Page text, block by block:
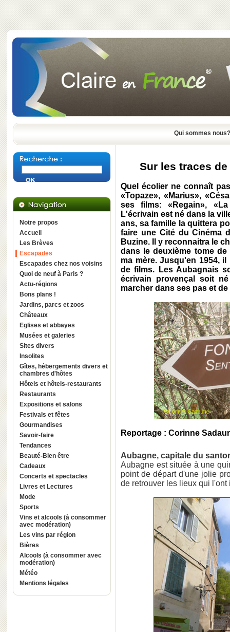
Qui sommes nous?
Notre propos
Accueil
Les Brèves
Escapades
Escapades chez nos voisins
Quoi de neuf à Paris ?
Actu-régions
Bons plans !
Jardins, parcs et zoos
Châteaux
Eglises et abbayes
Musées et galeries
Sites divers
Insolites
Gîtes, hébergements divers et
chambres d'hôtes
Hôtels et hôtels-restaurants
Restaurants
Expositions et salons
Festivals et fêtes
Gourmandises
Savoir-faire
Tendances
Beauté-Bien être
Cadeaux
Concerts et spectacles
Livres et Lectures
Mode
Sports
Vins et alcools (à consommer
avec modération)
Les vins par région
Bières
Alcools (à consommer avec
modération)
Météo
Mentions légales
Sur les traces
Quel écolier ne connaît
«Topaze», «Marius»,
ses films: «Regain»,
L'écrivain est né dans la
ans, sa famille la quittera
faire une Cité du Cinéma
Buzine. Il y reconnaitra le
dans le deuxième tome
ma mère. Jusqu'en 1954,
de films. Les Aubagnais
écrivain provençal soit
marcher dans ses pas et
Reportage : Corinne
Aubagne, capitale du
Aubagne est située à une
point de départ d'une jolie
de retrouver les lieux qui l'ont